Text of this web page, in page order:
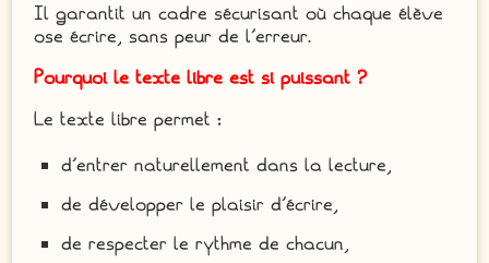
Il garantit un cadre sécurisant où chaque élève
ose écrire, sans peur de l’erreur.
Pourquoi le texte libre est si puissant ?
Le texte libre permet :
d’entrer naturellement dans la lecture,
de développer le plaisir d’écrire,
de respecter le rythme de chacun,